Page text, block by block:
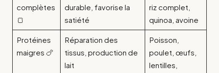
complètes
🍞
durable, favorise la
satiété
riz complet,
quinoa, avoine
Protéines
maigres 🍗
Réparation des
tissus, production de
lait
Poisson,
poulet, œufs,
lentilles,